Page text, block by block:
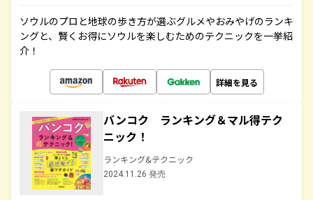
ソウルのプロと地球の歩き方が選ぶグルメやおみやげのランキ
ングと、賢くお得にソウルを楽しむためのテクニックを一挙紹
介！
詳細を見る
バンコク ランキング＆マル得テク
ニック！
ランキング&テクニック
2024.11.26 発売